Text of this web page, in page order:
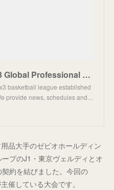
| 3x3.EXE PREMIER | 3x3 Global Professional League
basketball league established
provide news, schedules and…
品大手のゼビオホールディン
プのJ1・東京ヴェルディとオ
約を結びました。今回の
催している大会です。